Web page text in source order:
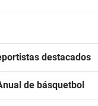
destacados
de básquetbol